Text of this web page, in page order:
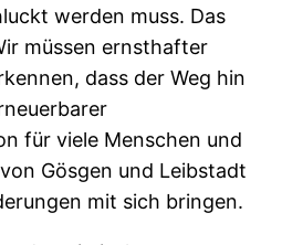
werden muss. Das
müssen ernsthafter
dass der Weg hin
für viele Menschen und
Gösgen und Leibstadt
mit sich bringen.